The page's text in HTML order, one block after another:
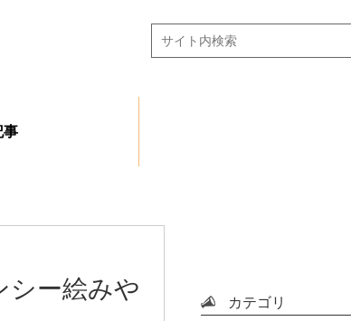
事
シー絵みや
カテゴリ